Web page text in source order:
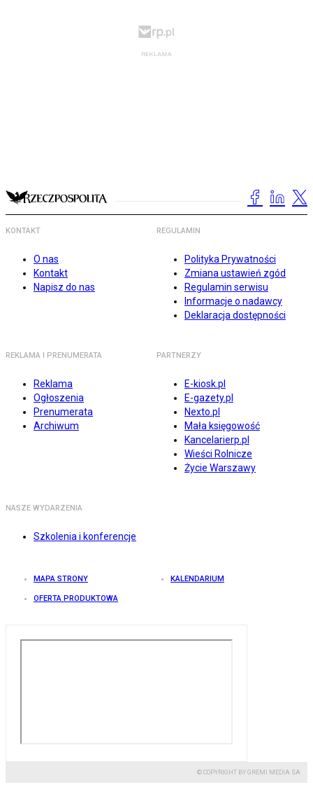
KONTAKT
O nas
Kontakt
Napisz do nas
REGULAMIN
Polityka Prywatności
Zmiana ustawień zgód
Regulamin serwisu
Informacje o nadawcy
Deklaracja dostępności
REKLAMA I PRENUMERATA
Reklama
Ogłoszenia
Prenumerata
Archiwum
PARTNERZY
E-kiosk.pl
E-gazety.pl
Nexto.pl
Mała księgowość
Kancelarierp.pl
Wieści Rolnicze
Życie Warszawy
NASZE WYDARZENIA
Szkolenia i konferencje
MAPA STRONY KALENDARIUM
OFERTA PRODUKTOWA
© COPYRIGHT BY GREMI MEDIA SA